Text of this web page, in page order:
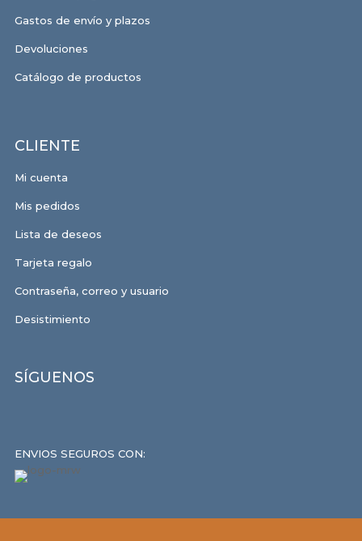
Gastos de envío y plazos
Devoluciones
Catálogo de productos
CLIENTE
Mi cuenta
Mis pedidos
Lista de deseos
Tarjeta regalo
Contraseña, correo y usuario
Desistimiento
SÍGUENOS
ENVIOS SEGUROS CON: